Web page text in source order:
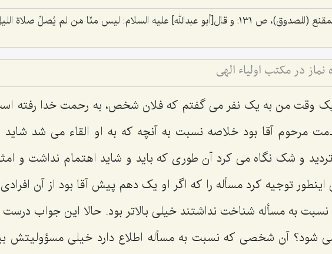
(للصدوق)، ص ١٣١: و قال[أبو عبدالله] علیه السلام: لیس منّا مَن لم یُصلِّ صلاة اللیل.
نماز در مکتب اولیاء الهی
وقت من به یک نفر می گفتم که فلان شخص، به رحمت خدا رفته
مرحوم آقا بود خلاصه نسبت به آنچه که به او القاء می شد شاید
و شک نگاه می کرد آن طوری که باید و شاید اهتمام نداشت و
اینطور توجیه کرد مسأله را که اگر او یک دهم پیش آقا بود از آن
به مسأله شناخت نداشتند خیلی بالاتر بود. حالا این جواب
شود؟ آن شخصی که نسبت به مسأله اطلاع دارد خیلی مسؤولیتش